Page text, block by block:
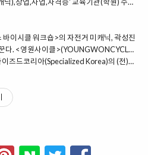
이시클 워크숍>의 자전거 미캐닉, 곽성진
<영원사이클>(YOUNGWONCYCLE) 오영원
드코리아(Specialized Korea)의 (전)기술팀장